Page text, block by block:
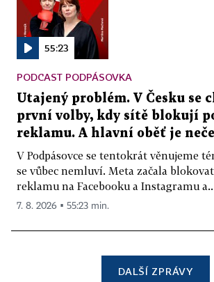
55:23
PODCAST PODPÁSOVKA
Utajený problém. V Česku se
první volby, kdy sítě blokují
reklamu. A hlavní oběť je
V Podpásovce se tentokrát věnujeme
se vůbec nemluví. Meta začala
reklamu na Facebooku a Instagramu
7. 8. 2026 ▪ 55:23 min.
DALŠÍ ZPRÁVY